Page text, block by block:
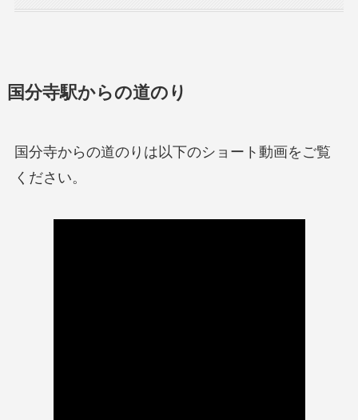
国分寺駅からの道のり
国分寺からの道のりは以下のショート動画をご覧
ください。